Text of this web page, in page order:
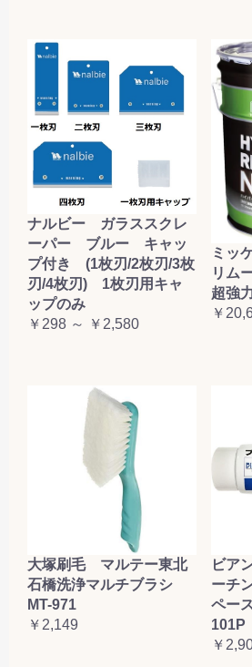
ナルビー ガラススクレ
ーパー ブルー キャッ
プ付き (1枚刃/2枚刃/3枚
刃/4枚刃) 1枚刃用キャ
ップのみ
￥298 ～ ￥2,580
ミッ
リム
超強
￥
大塚刷毛 マルテー東北
石橋洗浄マルチブラシ
MT-971
￥2,149
ビア
ーチ
ペー
101P
￥